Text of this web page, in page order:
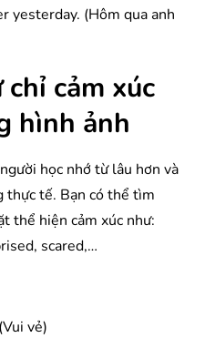
yesterday. (Hôm qua anh
cảm xúc
hình ảnh
học nhớ từ lâu hơn và
tế. Bạn có thể tìm
thể hiện cảm xúc như:
scared,…
vẻ)